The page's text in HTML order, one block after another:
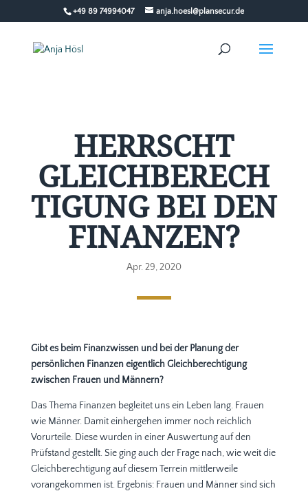
+49 89 74994047 anja.hoesl@plansecur.de
HERRSCHT
GLEICHBERECH
TIGUNG BEI DEN
FINANZEN?
Apr. 29, 2020
Gibt es beim Finanzwissen und bei der Planung der
persönlichen Finanzen eigentlich Gleichberechtigung
zwischen Frauen und Männern?
Das Thema Finanzen begleitet uns ein Leben lang. Frauen
wie Männer. Damit einhergehen immer noch reichlich
Vorurteile. Diese wurden in einer Auswertung auf den
Prüfstand gestellt. Sie ging auch der Frage nach, wie weit die
Gleichberechtigung auf diesem Terrein mittlerweile
vorangekommen ist. Ergebnis: Frauen und Männer sind sich